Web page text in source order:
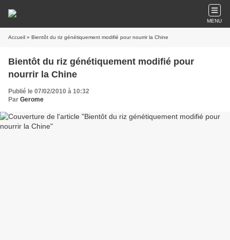
MENU
Accueil » Bientôt du riz génétiquement modifié pour nourrir la Chine
Bientôt du riz génétiquement modifié pour
nourrir la Chine
Publié le 07/02/2010 à 10:32
Par Gerome